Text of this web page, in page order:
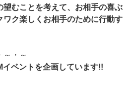
望むことを考えて、お相手の喜ぶ
ワク楽しくお相手のために行動す
～・～
イベントを企画しています!!